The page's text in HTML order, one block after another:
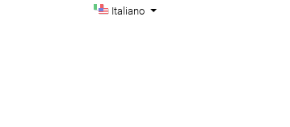
Salta al menu principale di navigazione
Salta al contenuto principale
Salta al piè di pagina del sitoCambia la lingua. La lingua corrente è:
Italiano
Menu di